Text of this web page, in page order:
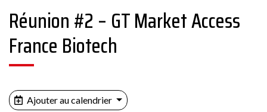
Réunion #2 – GT Market Access
France Biotech
Ajouter au calendrier